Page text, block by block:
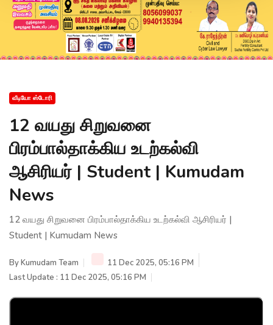
வீடியோ ஸ்டோரி
12 வயது சிறுவனை
பிரம்பால்தாக்கிய உடற்கல்வி
ஆசிரியர் | Student | Kumudam
News
12 வயது சிறுவனை பிரம்பால்தாக்கிய உடற்கல்வி ஆசிரியர் |
Student | Kumudam News
ByKumudam Team
11 Dec 2025, 05:16 PM
Last Update : 11 Dec 2025, 05:16 PM